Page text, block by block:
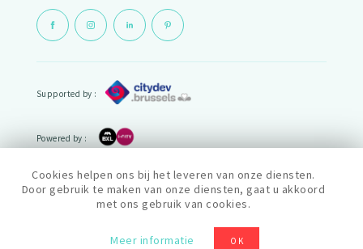
Supported by :
Powered by :
cityfab1 is lid van het netwerk :
Cookies helpen ons bij het leveren van onze diensten.
Door gebruik te maken van onze diensten, gaat u akkoord
met ons gebruik van cookies.
Meer informatie OK